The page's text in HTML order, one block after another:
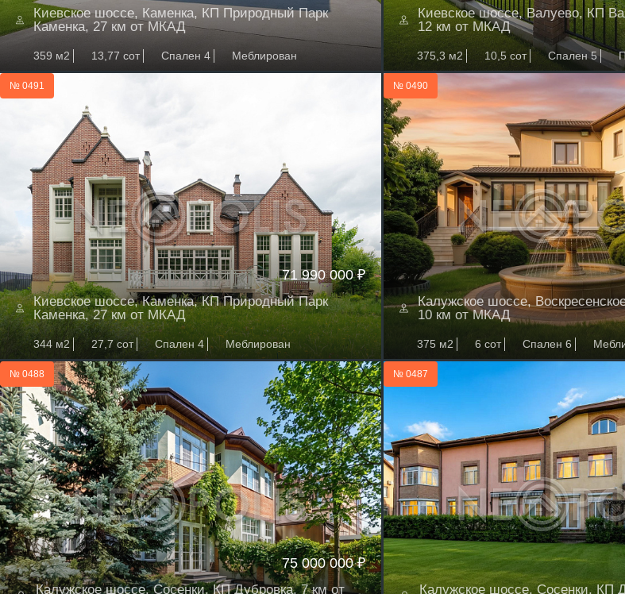
Киевское шоссе, Каменка, КП Природный Парк
Каменка, 27 км от МКАД
359 м2 13,77 сот Спален 4 Меблирован
Киевское шоссе, Валуево, КП
12 км от МКАД
375,3 м2 10,5 сот Спален 5
№ 0491
71 990 000 ₽
Киевское шоссе, Каменка, КП Природный Парк
Каменка, 27 км от МКАД
344 м2 27,7 сот Спален 4 Меблирован
№ 0490
Калужское шоссе,
10 км от МКАД
375 м2 6 сот Спален 6
№ 0488
75 000 000 ₽
Калужское шоссе, Сосенки, КП Дубровка, 7 км от
№ 0487
Калужское шоссе, Сосенки, КП